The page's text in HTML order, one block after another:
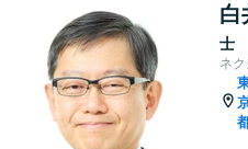
白
士
ネ